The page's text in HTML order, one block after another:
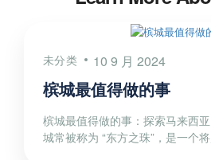
未分类 10 9 月 2024
槟城最值得做的事
槟城最值得做的事：探索马来西
城常被称为 “东方之珠”，是一个